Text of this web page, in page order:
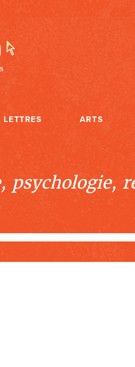
LETTRES ARTS
psychologie,